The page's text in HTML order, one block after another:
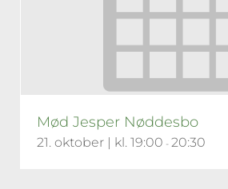
Mød Jesper Nøddesbo
21. oktober | kl. 19:00 - 20:30